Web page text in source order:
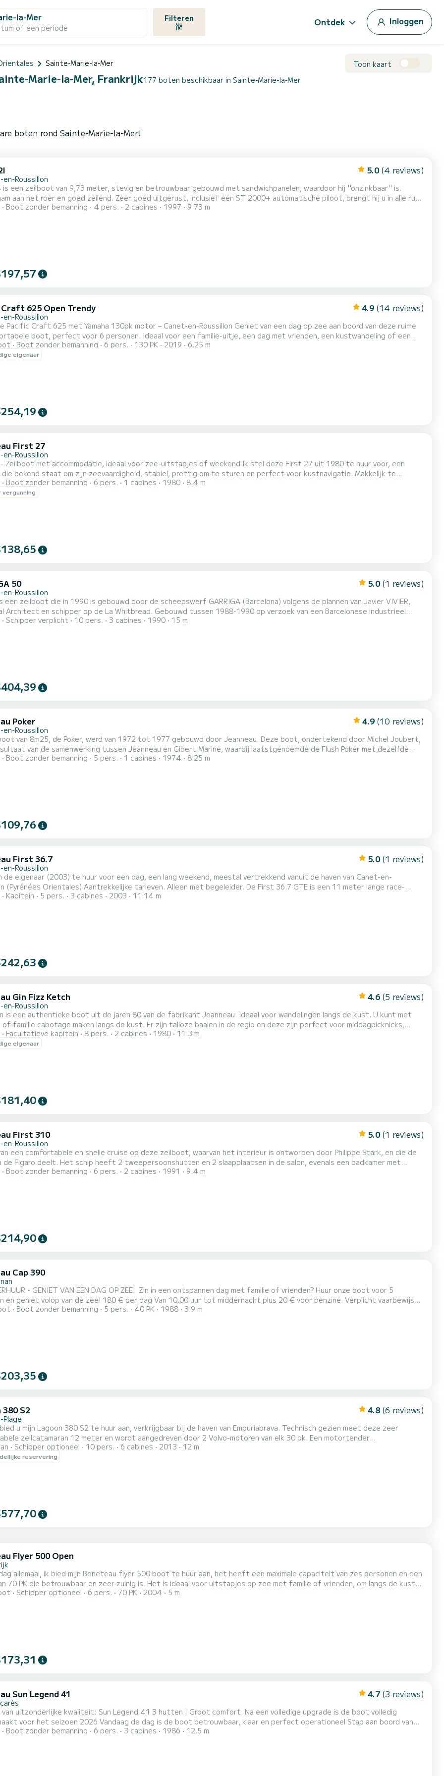
la-Mer
of een periode
Filteren Ontdek Inloggen
Sainte-Marie-la-Mer Toon kaart
Marie-la-Mer, Frankrijk177 boten beschikbaar in Sainte-Marie-la-Mer
boten rond Sainte-Marie-la-Mer!
5.0 (4 reviews)
Roussillon
is een zeilboot van 9,73 meter, stevig en betrouwbaar gebouwd met sandwichpanelen, waardoor hij ''onzinkbaar'' is.
aan het roer en goed zeilend. Zeer goed uitgerust, inclusief een ST 2000+ automatische piloot, brengt hij u in alle rust
van Roussillon en Spanje. Talrijke veiligheids-, comfort- en autonomiewerkzaamheden zijn uitgevoerd in 2023 en 2024.
Boot zonder bemanning 4 pers. 2 cabines 1997 9.73 m
625 Open Trendy 4.9 (14 reviews)
Roussillon
Craft 625 met Yamaha 130pk motor – Canet-en-Roussillon Geniet van een dag op zee aan boord van deze ruime
voor 6 personen. Ideaal voor een familie-uitje, een dag met vrienden, een kustwandeling of een
of
Boot zonder bemanning 6 pers. 130 PK 2019 6.25 m
eigenaar
First 27
Roussillon
met accommodatie, ideaal voor zee-uitstapjes of weekend Ik stel deze First 27 uit 1980 te huur voor, een
bekend staat om zijn zeevaardigheid, stabiel, prettig om te sturen en perfect voor kustnavigatie. Makkelijk te
en comfortabel voor zijn grootte, ideaal voor een daguitstap, een weekend op zee of een korte cruise met vrienden of
De boot - Model: First 27 - Jaar: 1980 - Lengte: 8,25 m - Capaciteit aan boord: tot 5 personen - Zeilboot met ac...
Boot zonder bemanning 6 pers. 1 cabines 1980 8.4 m
vergunning
50 5.0 (1 reviews)
Roussillon
een zeilboot die in 1990 is gebouwd door de scheepswerf GARRIGA (Barcelona) volgens de plannen van Javier VIVIER,
Architect en schipper op de La Whitbread. Gebouwd tussen 1988-1990 op verzoek van een Barcelonese industrieel
waren: snelheid en comfort. Deze zeilboot, opgeknapt in 2023-2024, wordt u aangeboden voor dag- of weekverhuur
Schipper verplicht 10 pers. 3 cabines 1990 15 m
Poker 4.9 (10 reviews)
Roussillon
van 8m25, de Poker, werd van 1972 tot 1977 gebouwd door Jeanneau. Deze boot, ondertekend door Michel Joubert,
van de samenwerking tussen Jeanneau en Gibert Marine, waarbij laatstgenoemde de Flush Poker met dezelfde
geproduceerd. Minder bekend dan zijn "kleine broertje" de Sangria, is de Poker een eenvoudige en snelle boot,
Boot zonder bemanning 5 pers. 1 cabines 1974 8.25 m
First 36.7 5.0 (1 reviews)
Roussillon
de eigenaar (2003) te huur voor een dag, een lang weekend, meestal vertrekkend vanuit de haven van Canet-en-
Orientales) Aantrekkelijke tarieven. Alleen met begeleider. De First 36.7 GTE is een 11 meter lange race-
comfortabel en snel bij alle koersen, ideaal voor 5 personen + begeleider. Gecertificeerd voor alle winden en golven
Kapitein 5 pers. 3 cabines 2003 11.14 m
Gin Fizz Ketch 4.6 (5 reviews)
Roussillon
is een authentieke boot uit de jaren 80 van de fabrikant Jeanneau. Ideaal voor wandelingen langs de kust. U kunt met
of familie cabotage maken langs de kust. Er zijn talloze baaien in de regio en deze zijn perfect voor middagpicknicks,
zwemmen. Deze bewapende offshore-boot is uitgerust met alles wat nodig is voor navigatie op lange termijn. VHF, GPS,
EPIRB-baken, reddingsvesten, bijboot met motor zijn aan boord van de boot. Het heeft een ligplaats van 5...
Facultatieve kapitein 8 pers. 2 cabines 1980 11.3 m
eigenaar
First 310 5.0 (1 reviews)
Roussillon
een comfortabele en snelle cruise op deze zeilboot, waarvan het interieur is ontworpen door Philippe Stark, en die de
en 2 slaapplaatsen in de salon, evenals een badkamer met
douche. We kunnen u tegen een toeslag een elektrische bijboot en 2 peddels aanbieden.
Boot zonder bemanning 6 pers. 2 cabines 1991 9.4 m
Cap 390
VAN EEN DAG OP ZEE! ️ Zin in een ontspannen dag met familie of vrienden? Huur onze boot voor 5
zee! 180 € per dag Van 10.00 uur tot middernacht plus 20 € voor benzine. Verplicht vaarbewijs
5 verhuringen is de 6de dag gratis! Of het nu gaat om een boottocht, vissen, picknicken op zee of gewoon
Boot zonder bemanning 5 pers. 40 PK 1988 3.9 m
380 S2 4.8 (6 reviews)
zeilcatamaran 12 meter en wordt aangedreven door 2 Volvo-motoren van elk 30 pk. Een motortender
de landing op de stranden. Met 4 dubbele hutten en 2 enkele hutten is onze boot offshore goedgekeurd voor 10
Zeer goed uitgerust voor navigatie op zee, het heeft een complete keuken en 2 badkamers. Voor meer informatie kunt
Schipper optioneel 10 pers. 6 cabines 2013 12 m
reservering
Flyer 500 Open
allemaal, ik bied mijn Beneteau flyer 500 boot te huur aan, het heeft een maximale capaciteit van zes personen en een
en zeer zuinig is. Het is ideaal voor uitstapjes op zee met familie of vrienden, om langs de kust
baaien te bereiken die alleen per boot bereikbaar zijn. De boot heeft een zonnetent, een groot
Schipper optioneel 6 pers. 70 PK 2004 5 m
Sun Legend 41 4.7 (3 reviews)
Sun Legend 41 3 hutten | Groot comfort. Na een volledige upgrade is de boot volledig
2026 Vandaag de dag is de boot betrouwbaar, klaar en perfect operationeel Stap aan boord van
Sun Legend 41, een unieke en ruime zeilboot, ideaal om volop van de zee te genieten in comfortabele en veilige
Boot zonder bemanning 6 pers. 3 cabines 1986 12.5 m